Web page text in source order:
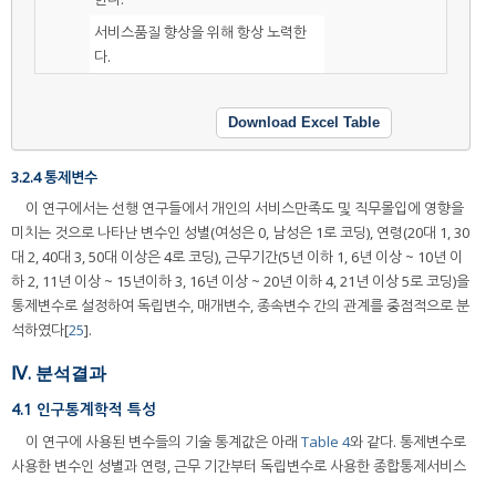
서비스품질 향상을 위해 항상 노력한
다.
Download Excel Table
3.2.4 통제변수
이 연구에서는 선행 연구들에서 개인의 서비스만족도 및 직무몰입에 영향을
미치는 것으로 나타난 변수인 성별(여성은 0, 남성은 1로 코딩), 연령(20대 1, 30
대 2, 40대 3, 50대 이상은 4로 코딩), 근무기간(5년 이하 1, 6년 이상 ~ 10년 이
하 2, 11년 이상 ~ 15년이하 3, 16년 이상 ~ 20년 이하 4, 21년 이상 5로 코딩)을
통제변수로 설정하여 독립변수, 매개변수, 종속변수 간의 관계를 중점적으로 분
석하였다[25].
Ⅳ. 분석결과
4.1 인구통계학적 특성
이 연구에 사용된 변수들의 기술 통계값은 아래 Table 4와 같다. 통제변수로
사용한 변수인 성별과 연령, 근무 기간부터 독립변수로 사용한 종합통제서비스